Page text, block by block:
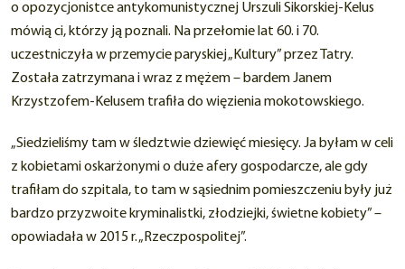
o opozycjonistce antykomunistycznej Urszuli Sikorskiej-Kelus
mówią ci, którzy ją poznali. Na przełomie lat 60. i 70.
uczestniczyła w przemycie paryskiej „Kultury” przez Tatry.
Została zatrzymana i wraz z mężem – bardem Janem
Krzystzofem-Kelusem trafiła do więzienia mokotowskiego.
„Siedzieliśmy tam w śledztwie dziewięć miesięcy. Ja byłam w celi
z kobietami oskarżonymi o duże afery gospodarcze, ale gdy
trafiłam do szpitala, to tam w sąsiednim pomieszczeniu były już
bardzo przyzwoite kryminalistki, złodziejki, świetne kobiety” –
opowiadała w 2015 r. „Rzeczpospolitej”.